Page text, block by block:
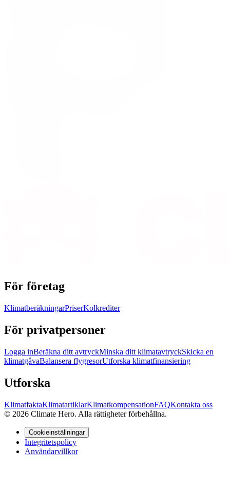
För företag
KlimatberäkningarPriserKolkrediter
För privatpersoner
Logga inBeräkna ditt avtryckMinska ditt klimatavtryckSkicka en
klimatgåvaBalansera flygresorUtforska klimatfinansiering
Utforska
KlimatfaktaKlimatartiklarKlimatkompensationFAQKontakta oss
© 2026 Climate Hero. Alla rättigheter förbehållna.
Cookieinställningar
Integritetspolicy
Användarvillkor